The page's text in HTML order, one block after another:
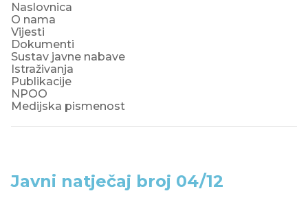
Naslovnica
O nama
Vijesti
Dokumenti
Sustav javne nabave
Istraživanja
Publikacije
NPOO
Medijska pismenost
Javni natječaj broj 04/12